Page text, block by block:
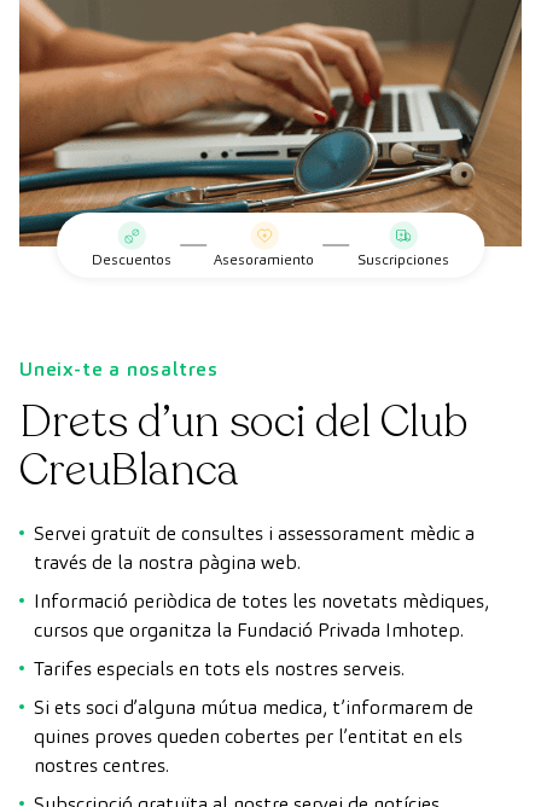
Descuentos Asesoramiento Suscripciones
Uneix-te a nosaltres
Drets d’un soci del Club
CreuBlanca
Servei gratuït de consultes i assessorament mèdic a
través de la nostra pàgina web.
Informació periòdica de totes les novetats mèdiques,
cursos que organitza la Fundació Privada Imhotep.
Tarifes especials en tots els nostres serveis.
Si ets soci d’alguna mútua medica, t’informarem de
quines proves queden cobertes per l’entitat en els
nostres centres.